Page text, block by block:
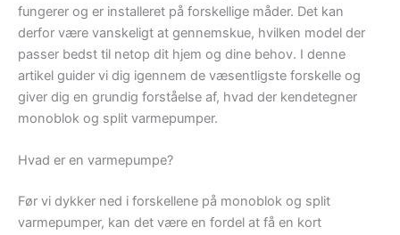
fungerer og er installeret på forskellige måder. Det kan
derfor være vanskeligt at gennemskue, hvilken model der
passer bedst til netop dit hjem og dine behov. I denne
artikel guider vi dig igennem de væsentligste forskelle og
giver dig en grundig forståelse af, hvad der kendetegner
monoblok og split varmepumper.
Hvad er en varmepumpe?
Før vi dykker ned i forskellene på monoblok og split
varmepumper, kan det være en fordel at få en kort